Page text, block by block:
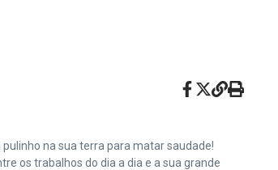
na sua terra para matar saudade!
os trabalhos do dia a dia e a sua grande